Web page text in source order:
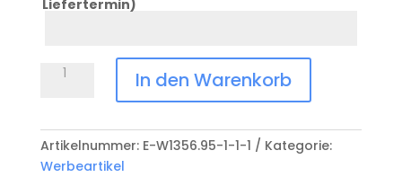
Liefertermin)
Taschenmesser
W6603.93
Menge
In den Warenkorb
Artikelnummer: E-W1356.95-1-1-1
Kategorie:
Werbeartikel